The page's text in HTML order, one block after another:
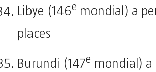
Libye (146e mondial) a
places
Burundi (147e mondial) a